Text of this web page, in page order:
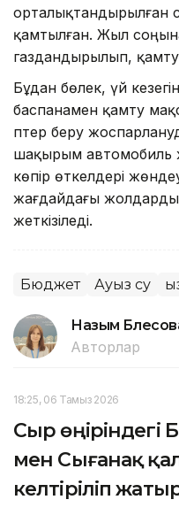
орталықтандырылған
қамтылған. Жыл
газдандырылып,
Бұдан бөлек, үй
баспанамен қамту
пәтер беру
шақырым автомобиль
көпір өткелдері
жағдайдағы
жеткізіледі.
Бюджет Ауыз су
Назым
Авторлар
18:25, 06 Тамыз 2026
Сыр өңіріндегі
мен Сығанақ
келтіріліп